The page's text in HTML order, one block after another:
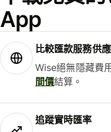
App
比較匯款服務供
Wise絕無隱藏費
間價結算。
追蹤實時匯率